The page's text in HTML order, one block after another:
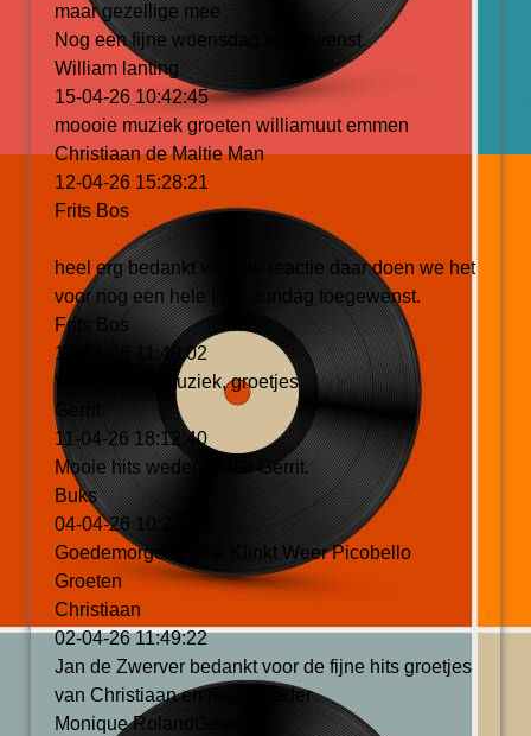
maar gezellige mee
Nog een fijne woensdag toegewenst.
William lanting
15-04-26 10:42:45
moooie muziek groeten williamuut emmen
Christiaan de Maltie Man
12-04-26 15:28:21
Frits Bos
heel erg bedankt voor de reactie daar doen we het
voor nog een hele fijne zondag toegewenst.
Frits Bos
12-04-26
11:40:02
Weer mooie muziek, groetjes
Gerrit
11-04-26 18:12:40
Mooie hits wederom. Gr Gerrit.
Buks
04-04-26 10:20:38
Goedemorgen Henk Klinkt Weer Picobello
Groeten
Christiaan
02-04-26 11:49:22
Jan de Zwerver bedankt voor de fijne hits groetjes
van Christiaan en mijn moeder
Monique RolandGeers